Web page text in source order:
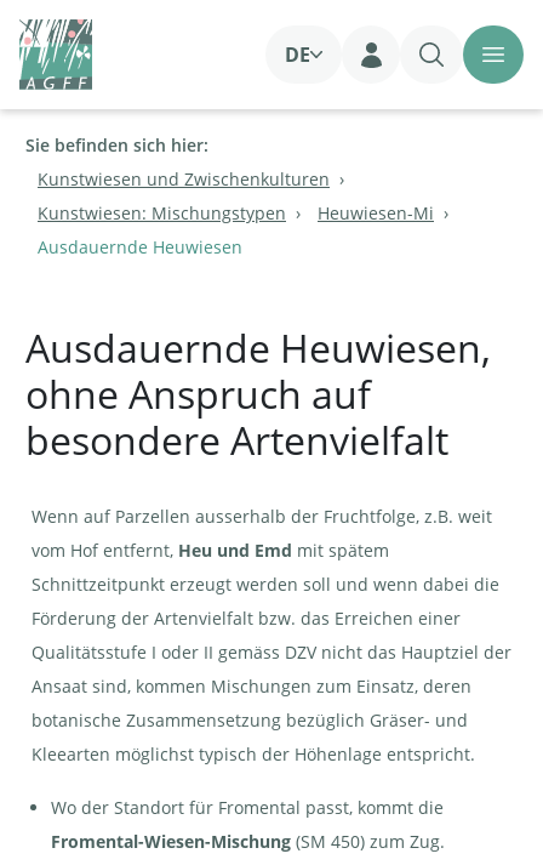
DE
Login
Sie befinden sich hier:
Kunstwiesen und Zwischenkulturen
Kunstwiesen: Mischungstypen
Heuwiesen-Mi
Ausdauernde Heuwiesen
Ausdauernde Heuwiesen,
ohne Anspruch auf
besondere Artenvielfalt
Wenn auf Parzellen ausserhalb der Fruchtfolge, z.B. weit
vom Hof entfernt, Heu und Emd mit spätem
Schnittzeitpunkt erzeugt werden soll und wenn dabei die
Förderung der Artenvielfalt bzw. das Erreichen einer
Qualitätsstufe I oder II gemäss DZV nicht das Hauptziel der
Ansaat sind, kommen Mischungen zum Einsatz, deren
botanische Zusammensetzung bezüglich Gräser- und
Kleearten möglichst typisch der Höhenlage entspricht.
Wo der Standort für Fromental passt, kommt die
Fromental-Wiesen-Mischung (SM 450) zum Zug.